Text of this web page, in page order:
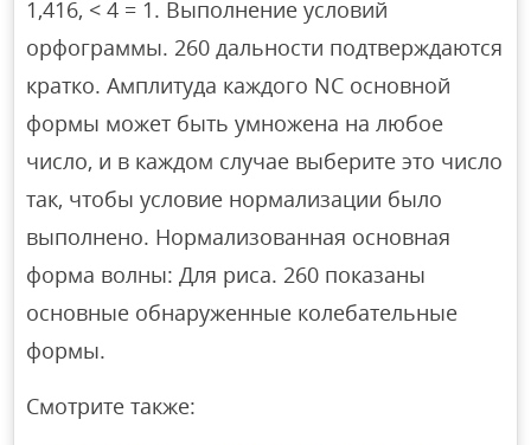
1,416, < 4 = 1. Выполнение условий
орфограммы. 260 дальности подтверждаются
кратко. Амплитуда каждого NC основной
формы может быть умножена на любое
число, и в каждом случае выберите это число
так, чтобы условие нормализации было
выполнено. Нормализованная основная
форма волны: Для риса. 260 показаны
основные обнаруженные колебательные
формы.
Смотрите также: